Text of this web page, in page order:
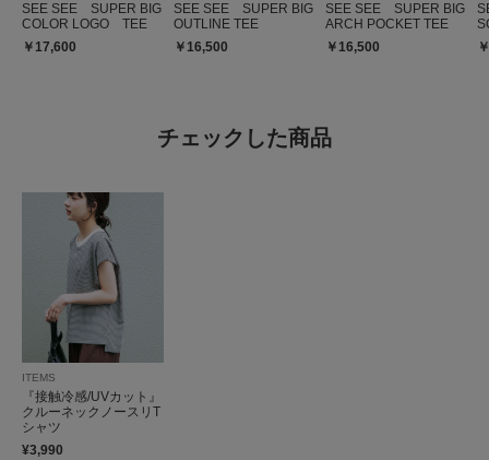
SEE SEE SUPER BIG
COLOR LOGO TEE
￥17,600
SEE SEE SUPER BIG
OUTLINE TEE
￥16,500
SEE SEE SUPER BIG
ARCH POCKET TEE
￥16,500
チェックした商品
ITEMS
『接触冷感/UVカット』
クルーネックノースリT
シャツ
¥3,990